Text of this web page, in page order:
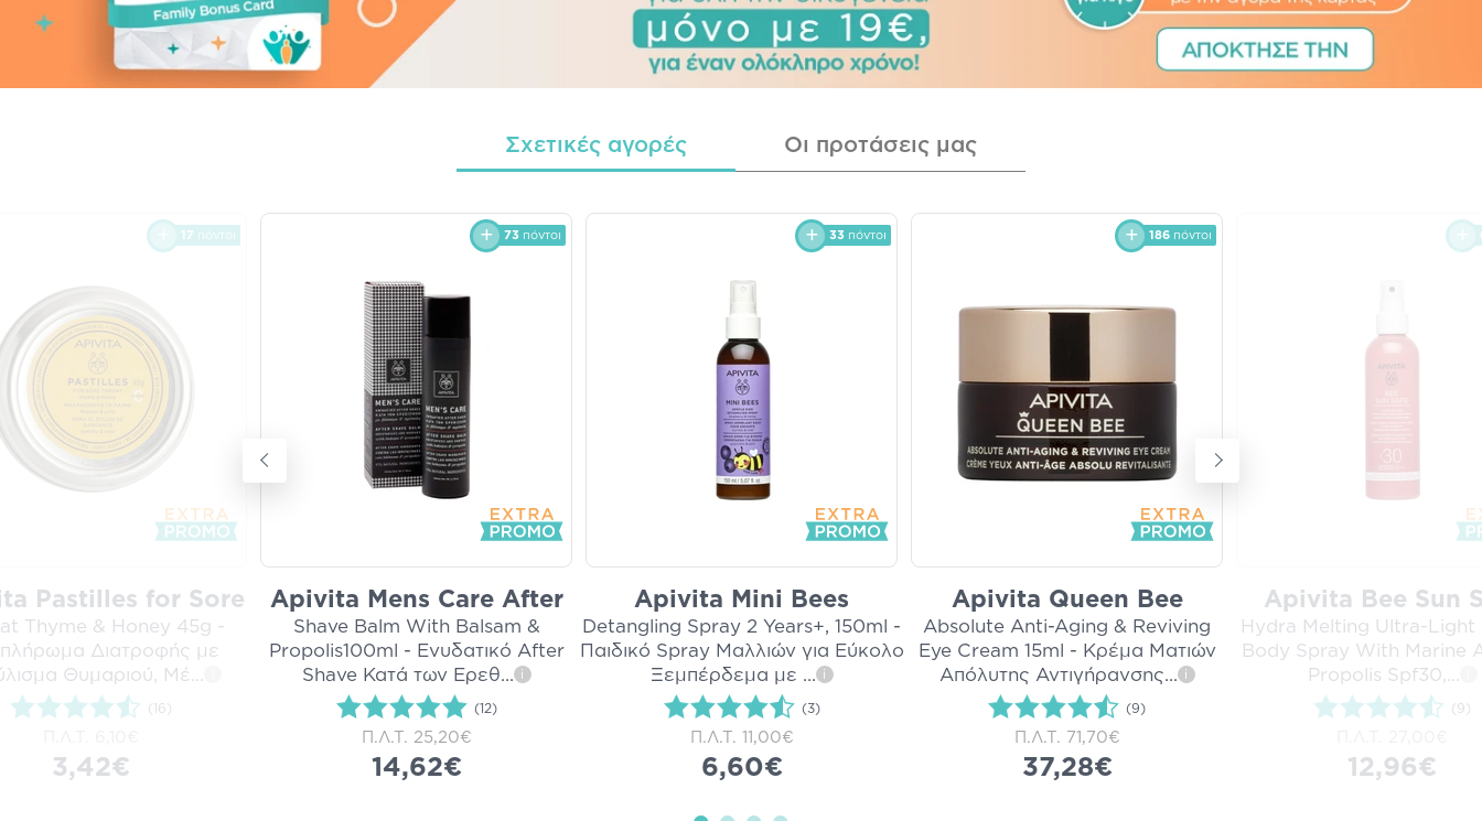
Σχετικές αγορές Οι προτάσεις μας
17 πόντοι
Pastilles for Sore
Thyme & Honey 45g -
Διατροφής με
Θυμαριού, Μέ
(16)
3,42€
73 πόντοι
Apivita Mens Care After
Shave Balm With Balsam &
Propolis100ml - Ενυδατικό After
Shave Κατά των Ερεθ... i
(12)
Π.Λ.Τ. 25,20€
14,62€
33 πόντοι
Apivita Mini Bees
Detangling Spray 2 Years+, 150ml -
Παιδικό Spray Μαλλιών για Εύκολο
Ξεμπέρδεμα με ... i
(3)
Π.Λ.Τ. 11,00€
6,60€
186 πόντοι
Apivita Queen Bee
Absolute Anti-Aging & Reviving
Eye Cream 15ml - Κρέμα Ματιών
Απόλυτης Αντιγήρανσης... i
(9)
Π.Λ.Τ. 71,70€
37,28€
Apivita Bee Sun
Hydra Melting Ultra-Light
Body Spray With Marine
Propolis Spf30,
(9)
12,96€